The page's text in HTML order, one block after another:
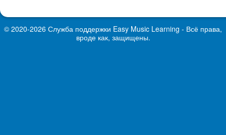
© 2020-2026 Служба поддержки Easy Music Learning - Всё права,
вроде как, защищены.